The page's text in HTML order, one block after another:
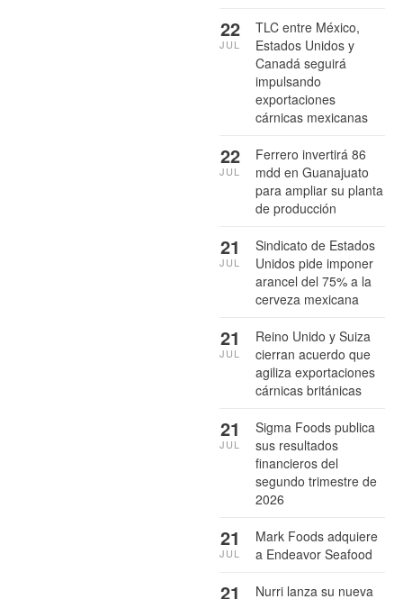
TLC entre México,
Estados Unidos y
Canadá seguirá
impulsando
exportaciones
cárnicas mexicanas
22
JUL
Ferrero invertirá 86
mdd en Guanajuato
para ampliar su planta
de producción
22
JUL
Sindicato de Estados
Unidos pide imponer
arancel del 75% a la
cerveza mexicana
21
JUL
Reino Unido y Suiza
cierran acuerdo que
agiliza exportaciones
cárnicas británicas
21
JUL
Sigma Foods publica
sus resultados
financieros del
segundo trimestre de
2026
21
JUL
Mark Foods adquiere
a Endeavor Seafood
21
JUL
Nurri lanza su nueva
21